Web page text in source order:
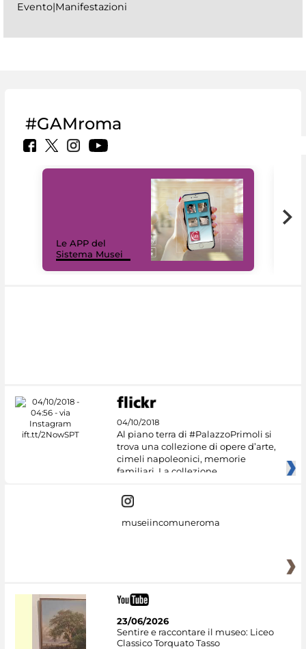
Evento|Manifestazioni
#GAMroma
Le APP del
Sistema Musei
04/10/2018
Al piano terra di #PalazzoPrimoli si
trova una collezione di opere d’arte,
cimeli napoleonici, memorie
familiari. La collezione
museiincomuneroma
23/06/2026
Sentire e raccontare il museo: Liceo
Classico Torquato Tasso